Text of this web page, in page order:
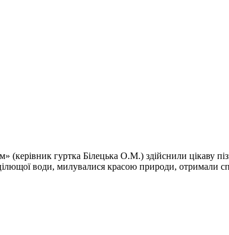
(керівник гуртка Білецька О.М.) здійснили цікаву
води, милувалися красою природи, отримали